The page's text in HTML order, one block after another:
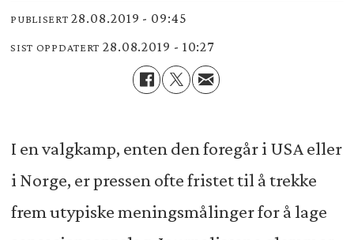
PUBLISERT 28.08.2019 - 09:45
SIST OPPDATERT 28.08.2019 - 10:27
I en valgkamp, enten den foregår i USA eller
i Norge, er pressen ofte fristet til å trekke
frem utypiske meningsmålinger for å lage